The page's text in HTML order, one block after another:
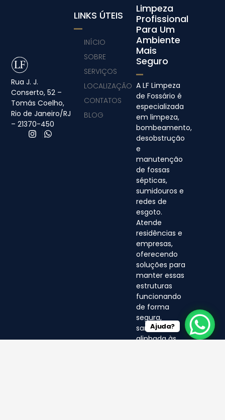
Rua J. J.
Conserto, 52 –
Tomás Coelho,
Rio de Janeiro/RJ
– 21370-450
Limpeza
Profissional
Para Um
Ambiente
Mais
Seguro
A LF Limpeza
de Fossário é
especializada
em limpeza,
bombeamento,
desobstrução
e
manutenção
de fossas
sépticas,
sumidouros e
redes de
esgoto.
Atende
residências e
empresas,
oferecendo
soluções para
manter essas
estruturas
funcionando
de forma
segura,
sanitária e
alinhada às
LINKS ÚTEIS
INÍCIO
SOBRE
SERVIÇOS
LOCALIZAÇÃO
CONTATOS
BLOG
Ajuda?